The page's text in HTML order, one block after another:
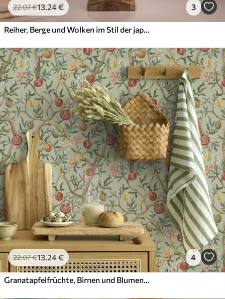
22.07€13.24€ 3
Reiher, Berge und Wolken im Stil der japanischen Gravur
22.07€13.24€ 4
Granatapfelfrüchte, Birnen und Blumen auf einem blassgrünen Hintergrund